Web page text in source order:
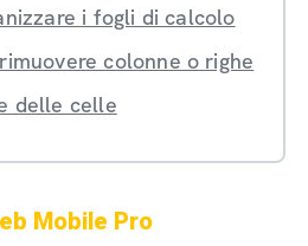
i fogli di calcolo
colonne o righe
delle celle
Mobile Pro